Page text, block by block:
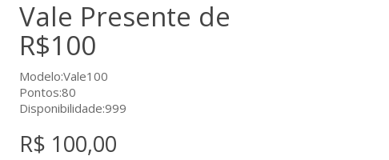
Vale Presente de
R$100
Modelo:Vale100
Pontos:80
Disponibilidade:999
R$ 100,00